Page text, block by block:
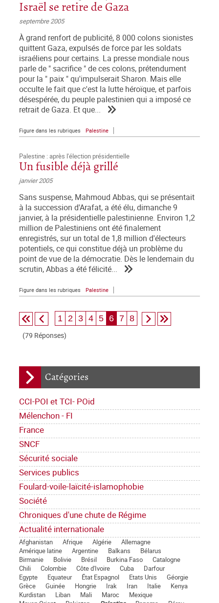
Catégories
CCI-POI et TCI- POid
Mélenchon - FI
France
SNCF
Sécurité sociale
Services publics
Foulard-voile-laïcité-islamophobie
Société
Chroniques d'une chute de Régime
Actualité internationale
Afghanistan Afrique Algérie
Allemagne
Amérique latine
Argentine Balkans
Bélarus
Birmanie
Bolivie Brésil Burkina Faso
Catalogne
Chili
Colombie Côte d'Ivoire Cuba
Darfour
Egypte
Equateur État Espagnol Etats Unis
Géorgie
Grèce
Guinée Hongrie Irak Iran Italie
Kenya
Kurdistan
Liban Mali Maroc
Mexique
Israël se retire de Gaza
septembre 2005
À grand renfort de publicité, 8 000 colons sionistes
quittent Gaza, expulsés de force par les soldats
israéliens pour certains. La presse mondiale nous
parle de " sacrifice " de ces colons, prétendument
pour la " paix " qu'impulserait Sharon. Mais elle
occulte le fait que c'est la lutte héroïque, et parfois
désespérée, du peuple palestinien qui a imposé ce
retrait de Gaza. Et que...
Figure dans les rubriques Palestine
Palestine : après l'élection présidentielle
Un fusible déjà grillé
janvier 2005
Sans suspense, Mahmoud Abbas, qui se présentait
à la succession d'Arafat, a été élu, dimanche 9
janvier, à la présidentielle palestinienne. Environ 1,2
million de Palestiniens ont été finalement
enregistrés, sur un total de 1,8 million d'électeurs
potentiels, ce qui constitue déjà un problème du
point de vue de la démocratie. Dès le lendemain du
scrutin, Abbas a été félicité...
Figure dans les rubriques Palestine
1 2 3 4 5 6 7 8
(79 Réponses)